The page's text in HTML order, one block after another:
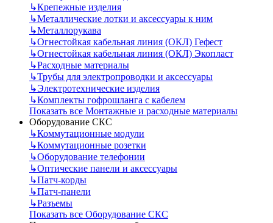
↳Крепежные изделия
↳Металлические лотки и аксессуары к ним
↳Металлорукава
↳Огнестойкая кабельная линия (ОКЛ) Гефест
↳Огнестойкая кабельная линия (ОКЛ) Экопласт
↳Расходные материалы
↳Трубы для электропроводки и аксессуары
↳Электротехнические изделия
↳Комплекты гофрошланга с кабелем
Показать все Монтажные и расходные материалы
Оборудование СКС
↳Коммутационные модули
↳Коммутационные розетки
↳Оборудование телефонии
↳Оптические панели и аксессуары
↳Патч-корды
↳Патч-панели
↳Разъемы
Показать все Оборудование СКС